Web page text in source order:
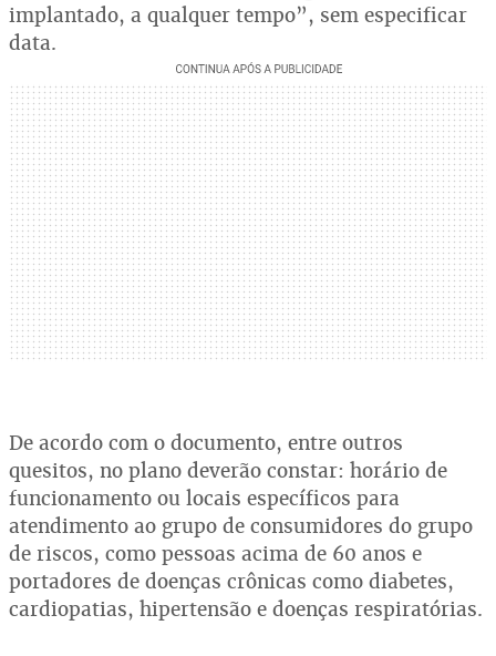
implantado, a qualquer tempo”, sem especificar
data.
De acordo com o documento, entre outros
quesitos, no plano deverão constar: horário de
funcionamento ou locais específicos para
atendimento ao grupo de consumidores do grupo
de riscos, como pessoas acima de 60 anos e
portadores de doenças crônicas como diabetes,
cardiopatias, hipertensão e doenças respiratórias.